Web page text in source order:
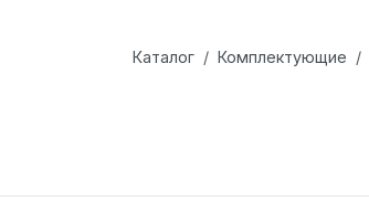
Каталог Комплектующие